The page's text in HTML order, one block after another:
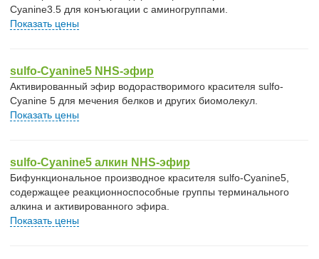
Cyanine3.5 для конъюгации с аминогруппами.
Показать цены
sulfo-Cyanine5 NHS-эфир
Активированный эфир водорастворимого красителя sulfo-
Cyanine 5 для мечения белков и других биомолекул.
Показать цены
sulfo-Cyanine5 алкин NHS-эфир
Бифункциональное производное красителя sulfo-Cyanine5,
содержащее реакционноспособные группы терминального
алкина и активированного эфира.
Показать цены